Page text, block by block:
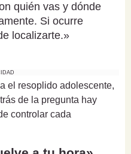
quién vas y dónde
Si ocurre
localizarte.»
el resoplido adolescente,
de la pregunta hay
controlar cada